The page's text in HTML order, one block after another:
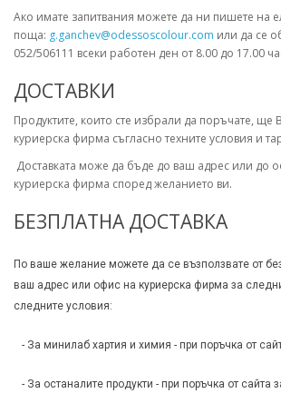
Ако имате запитвания можете да ни пишете на
поща: g.ganchev@odessoscolour.com или да се
052/506111 всеки работен ден от 8.00 до 17.00
ДОСТАВКИ
Продуктите, които сте избрали да поръчате, ще
куриерска фирма съгласно техните условия и
Доставката може да бъде до ваш адрес или до
куриерска фирма според желанието ви.
БЕЗПЛАТНА ДОСТАВКА
По ваше желание можете да се възползвате от
ваш адрес или офис на куриерска фирма за
следните условия:
- За минилаб хартия и химия - при поръчка от
- За останалите продукти - при поръчка от сайта